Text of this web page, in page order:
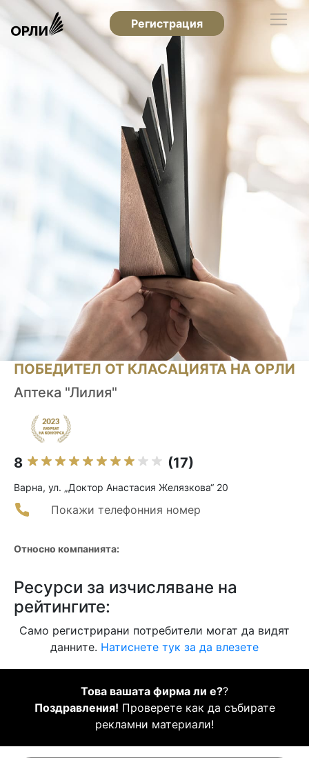
Регистрация
ПОБЕДИТЕЛ ОТ КЛАСАЦИЯТА НА ОРЛИ
Аптека "Лилия"
8 (17)
Варна, ул. „Доктор Анастасия Желязкова“ 20
Покажи телефонния номер
Относно компанията:
Ресурси за изчисляване на
рейтингите:
Само регистрирани потребители могат да видят
данните. Натиснете тук за да влезете
Това вашата фирма ли е??
Поздравления! Проверете как да събирате
рекламни материали!